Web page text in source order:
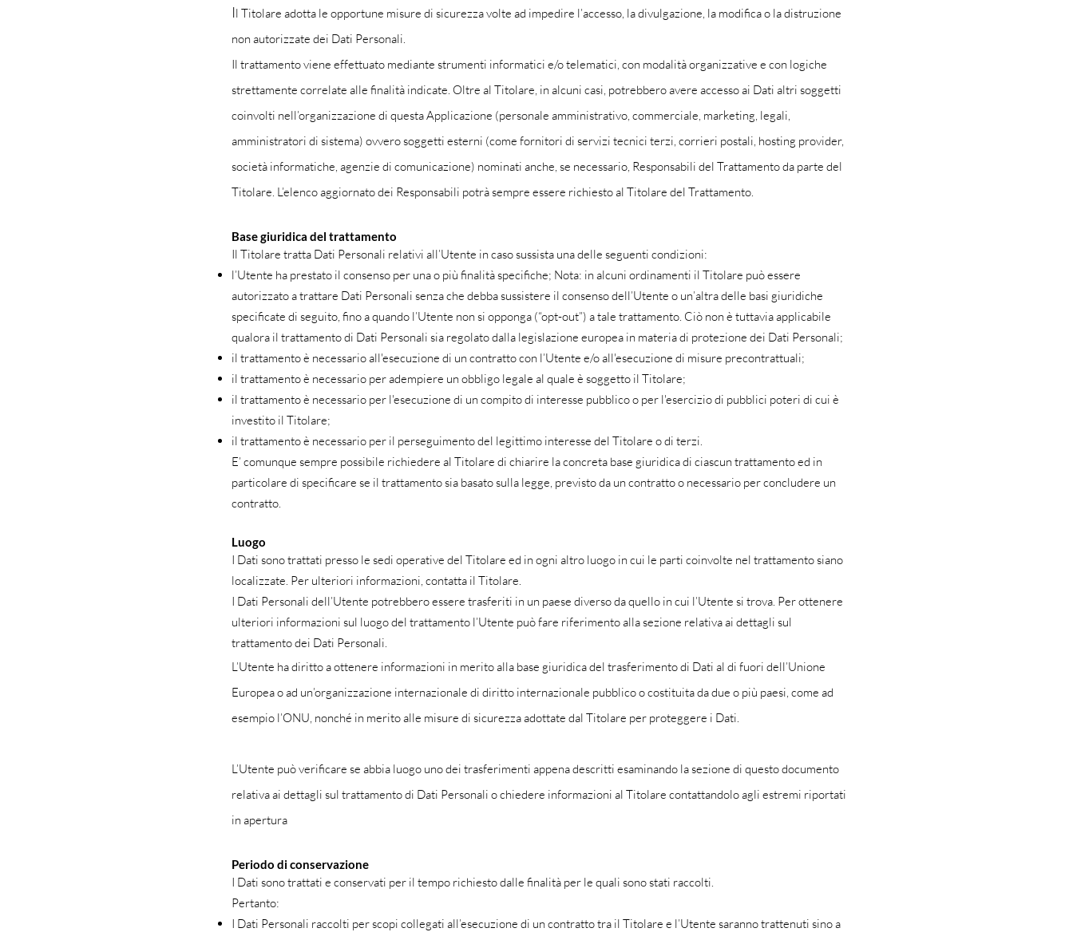
Il Titolare adotta le opportune misure di sicurezza volte ad impedire l’accesso, la divulgazione, la modifica o la distruzione
non autorizzate dei Dati Personali.
Il trattamento viene effettuato mediante strumenti informatici e/o telematici, con modalità organizzative e con logiche
strettamente correlate alle finalità indicate. Oltre al Titolare, in alcuni casi, potrebbero avere accesso ai Dati altri soggetti
coinvolti nell’organizzazione di questa Applicazione (personale amministrativo, commerciale, marketing, legali,
amministratori di sistema) ovvero soggetti esterni (come fornitori di servizi tecnici terzi, corrieri postali, hosting provider,
società informatiche, agenzie di comunicazione) nominati anche, se necessario, Responsabili del Trattamento da parte del
Titolare. L’elenco aggiornato dei Responsabili potrà sempre essere richiesto al Titolare del Trattamento.
Base giuridica del trattamento
Il Titolare tratta Dati Personali relativi all’Utente in caso sussista una delle seguenti condizioni:
l’Utente ha prestato il consenso per una o più finalità specifiche; Nota: in alcuni ordinamenti il Titolare può essere
autorizzato a trattare Dati Personali senza che debba sussistere il consenso dell’Utente o un’altra delle basi giuridiche
specificate di seguito, fino a quando l’Utente non si opponga (“opt-out”) a tale trattamento. Ciò non è tuttavia applicabile
qualora il trattamento di Dati Personali sia regolato dalla legislazione europea in materia di protezione dei Dati Personali;
il trattamento è necessario all'esecuzione di un contratto con l’Utente e/o all'esecuzione di misure precontrattuali;
il trattamento è necessario per adempiere un obbligo legale al quale è soggetto il Titolare;
il trattamento è necessario per l'esecuzione di un compito di interesse pubblico o per l'esercizio di pubblici poteri di cui è
investito il Titolare;
il trattamento è necessario per il perseguimento del legittimo interesse del Titolare o di terzi.
E’ comunque sempre possibile richiedere al Titolare di chiarire la concreta base giuridica di ciascun trattamento ed in
particolare di specificare se il trattamento sia basato sulla legge, previsto da un contratto o necessario per concludere un
contratto.
Luogo
I Dati sono trattati presso le sedi operative del Titolare ed in ogni altro luogo in cui le parti coinvolte nel trattamento siano
localizzate. Per ulteriori informazioni, contatta il Titolare.
I Dati Personali dell’Utente potrebbero essere trasferiti in un paese diverso da quello in cui l’Utente si trova. Per ottenere
ulteriori informazioni sul luogo del trattamento l’Utente può fare riferimento alla sezione relativa ai dettagli sul
trattamento dei Dati Personali.
L’Utente ha diritto a ottenere informazioni in merito alla base giuridica del trasferimento di Dati al di fuori dell’Unione
Europea o ad un’organizzazione internazionale di diritto internazionale pubblico o costituita da due o più paesi, come ad
esempio l’ONU, nonché in merito alle misure di sicurezza adottate dal Titolare per proteggere i Dati.
L’Utente può verificare se abbia luogo uno dei trasferimenti appena descritti esaminando la sezione di questo documento
relativa ai dettagli sul trattamento di Dati Personali o chiedere informazioni al Titolare contattandolo agli estremi riportati
in apertura
Periodo di conservazione
I Dati sono trattati e conservati per il tempo richiesto dalle finalità per le quali sono stati raccolti.
Pertanto:
I Dati Personali raccolti per scopi collegati all’esecuzione di un contratto tra il Titolare e l’Utente saranno trattenuti sino a